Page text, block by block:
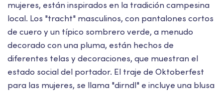
mujeres, están inspirados en la tradición campesina
local. Los "tracht" masculinos, con pantalones cortos
de cuero y un típico sombrero verde, a menudo
decorado con una pluma, están hechos de
diferentes telas y decoraciones, que muestran el
estado social del portador. El traje de Oktoberfest
para las mujeres, se llama "dirndl" e incluye una blusa